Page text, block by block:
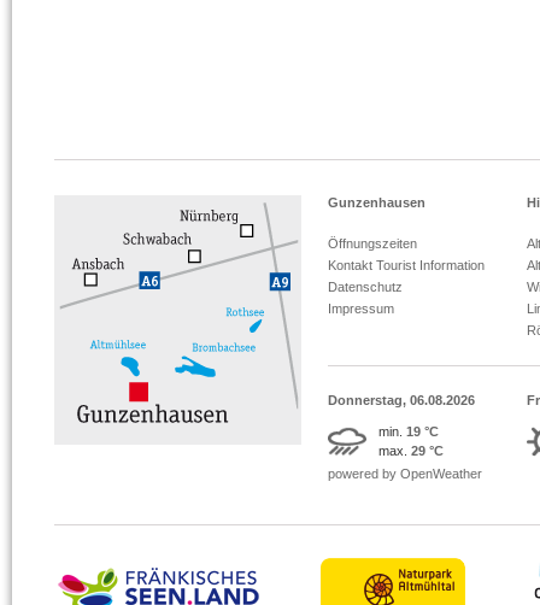
Gunzenhausen
Öffnungszeiten
Kontakt Tourist Information
Datenschutz
Impressum
Donnerstag, 06.08.2026
min. 19 °C
max. 29 °C
powered by OpenWeather